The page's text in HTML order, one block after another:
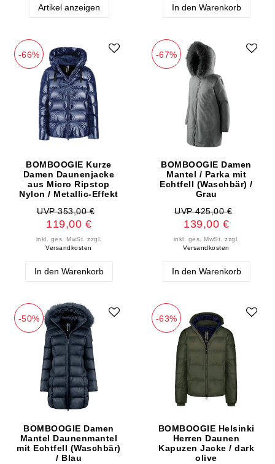
Artikel anzeigen In den Warenkorb
-66%
BOMBOOGIE Kurze
Damen Daunenjacke
aus Micro Ripstop
Nylon / Metallic-Effekt
UVP 353,00 €
119,00 €
inkl. ges. MwSt.
zzgl.
Versandkosten
In den Warenkorb
-67%
BOMBOOGIE Damen
Mantel / Parka mit
Echtfell (Waschbär) /
Grau
UVP 425,00 €
139,00 €
inkl. ges. MwSt.
zzgl.
Versandkosten
In den Warenkorb
-50%
BOMBOOGIE Damen
Mantel Daunenmantel
mit Echtfell (Waschbär)
/ Blau
-63%
BOMBOOGIE Helsinki
Herren Daunen
Kapuzen Jacke / dark
olive